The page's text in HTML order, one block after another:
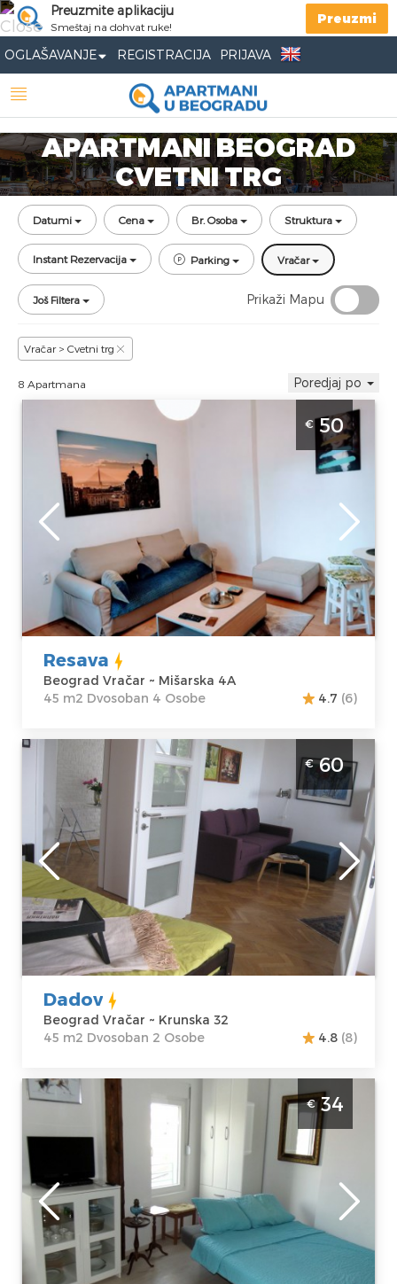
Preuzmite aplikaciju
Smeštaj na dohvat ruke!
Preuzmi
OGLAŠAVANJE REGISTRACIJA PRIJAVA
APARTMANI BEOGRAD
CVETNI TRG
Datumi Cena Br. Osoba Struktura
Instant Rezervacija Parking Vračar
Još Filtera Prikaži Mapu
Vračar > Cvetni trg
8 Apartmana Poredjaj po
Dvosoban Apartman Resava Beograd Vračar
Apartman za 4 osobe blizu svih centralnih
znamenitosti
Beograd
Lokacija:
Beograd Vračar
Adresa:
Mišarska
4A
Cena
50 €
Kvadratura :
m2
Struktura :
Dvosoban
€50
Resava
Beograd Vračar ~ Mišarska 4A
45 m2 Dvosoban 4 Osobe
4.7 (6)
Dvosobni Apartman Dadov u Beogradu se
nalazi u Krunskoj ulici na Vracaru. Prosecna
cena ovog apartmana je 38€. Apartman
Dadov je idealan smestaj za 2 osobe.
Beograd
Lokacija:
Beograd Vračar
Adresa:Krunska
32
Cena60 €
Gosti:2
Kvadratura :45
m2
Struktura :
Dvosoban
€60
Dadov
Beograd Vračar ~ Krunska 32
45 m2 Dvosoban 2 Osobe
4.8 (8)
Studio Apartman Chic Beograd Centar
Lokacija:
Beograd Vračar
Adresa:Resavska
30
Cena34 €
Gosti:
m2
Struktura :
Studio
€34